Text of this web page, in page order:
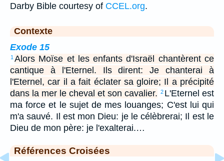
Darby Bible courtesy of CCEL.org.
Contexte
Exode 15
1 Alors Moïse et les enfants d'Israël chantèrent ce
cantique à l'Eternel. Ils dirent: Je chanterai à
l'Eternel, car il a fait éclater sa gloire; Il a précipité
dans la mer le cheval et son cavalier. 2 L'Eternel est
ma force et le sujet de mes louanges; C'est lui qui
m'a sauvé. Il est mon Dieu: je le célèbrerai; Il est le
Dieu de mon père: je l'exalterai.…
Références Croisées